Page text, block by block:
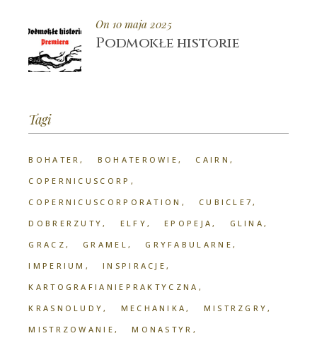
On 10 maja 2025
Podmokłe historie
Tagi
BOHATER BOHATEROWIE
CAIRN
COPERNICUSCORP
COPERNICUSCORPORATION
CUBICLE7
DOBRERZUTY
ELFY EPOPEJA
GLINA
GRACZ
GRAMEL
GRYFABULARNE
IMPERIUM
INSPIRACJE
KARTOGRAFIANIEPRAKTYCZNA
KRASNOLUDY
MECHANIKA
MISTRZGRY
MISTRZOWANIE
MONASTYR